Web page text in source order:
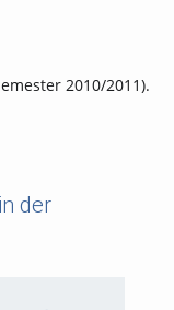
2010/2011).
der